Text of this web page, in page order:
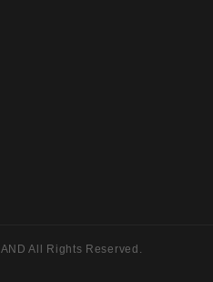
All Rights Reserved.